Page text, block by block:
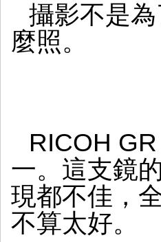
攝影不是
麼照。
RICOH
一。這支鏡
現都不佳，
不算太好。